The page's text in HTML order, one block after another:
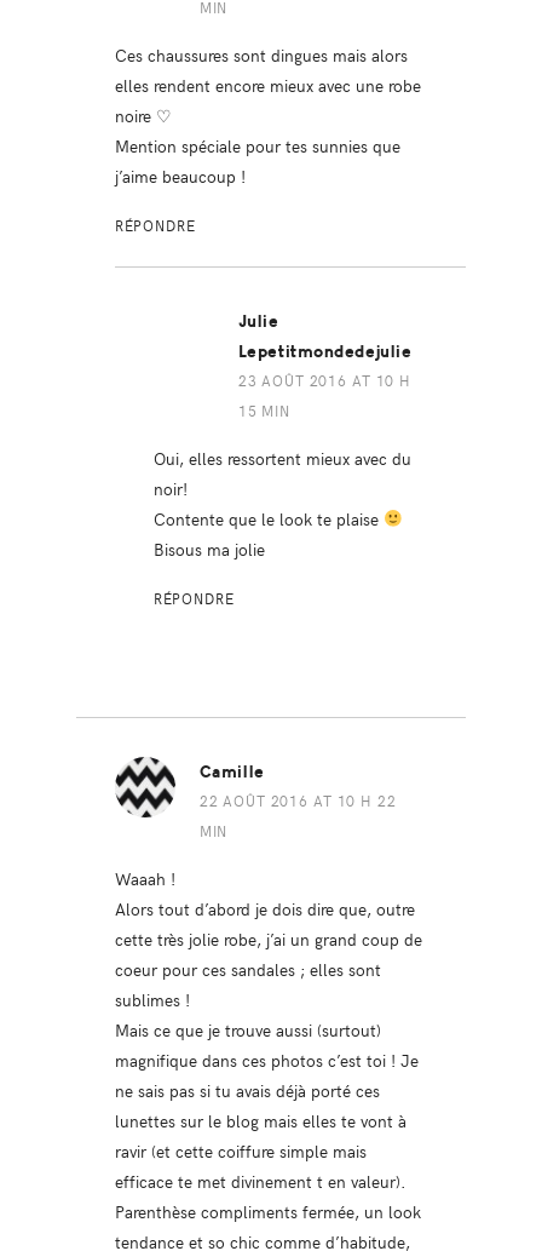
MIN
Ces chaussures sont dingues mais alors
elles rendent encore mieux avec une robe
noire ♡
Mention spéciale pour tes sunnies que
j’aime beaucoup !
RÉPONDRE
Julie
Lepetitmondedejulie
23 AOÛT 2016 AT 10 H
15 MIN
Oui, elles ressortent mieux avec du
noir!
Contente que le look te plaise
Bisous ma jolie
RÉPONDRE
Camille
22 AOÛT 2016 AT 10 H 22
MIN
Waaah !
Alors tout d’abord je dois dire que, outre
cette très jolie robe, j’ai un grand coup de
coeur pour ces sandales ; elles sont
sublimes !
Mais ce que je trouve aussi (surtout)
magnifique dans ces photos c’est toi ! Je
ne sais pas si tu avais déjà porté ces
lunettes sur le blog mais elles te vont à
ravir (et cette coiffure simple mais
efficace te met divinement t en valeur).
Parenthèse compliments fermée, un look
tendance et so chic comme d’habitude,